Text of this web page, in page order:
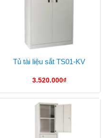
Tủ tài liệu sắt TS01-KV
3.520.000₫